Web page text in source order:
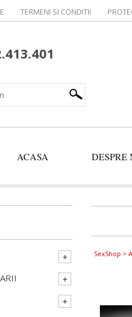
TERMENI SI CONDITII
ACASA DESPRE
SexShop >